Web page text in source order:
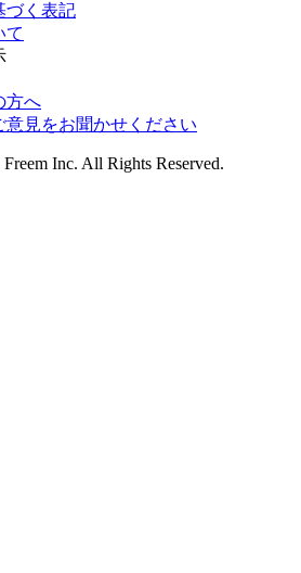
づく表記
て
方へ
見をお聞かせください
Inc. All Rights Reserved.